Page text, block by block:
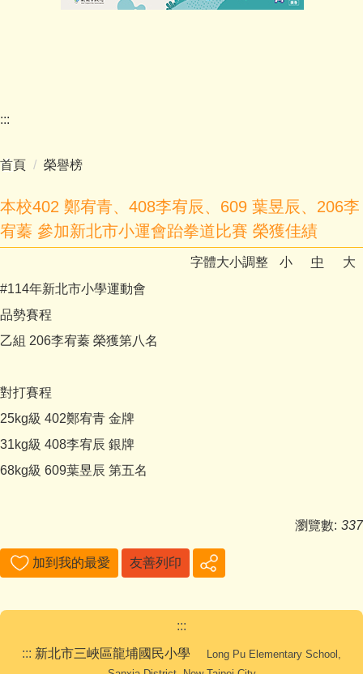
:::
首頁 榮譽榜
本校402 鄭宥青、408李宥辰、609 葉昱辰、206李
宥蓁 參加新北市小運會跆拳道比賽 榮獲佳績
字體大小調整 小 中
大
#114年新北市小學運動會
品勢賽程
乙組 206李宥蓁 榮獲第八名
對打賽程
25kg級 402鄭宥青 金牌
31kg級 408李宥辰 銀牌
68kg級 609葉昱辰 第五名
瀏覽數: 337
加到我的最愛 友善列印
:::
::: 新北市三峽區龍埔國民小學
Long Pu Elementary School,